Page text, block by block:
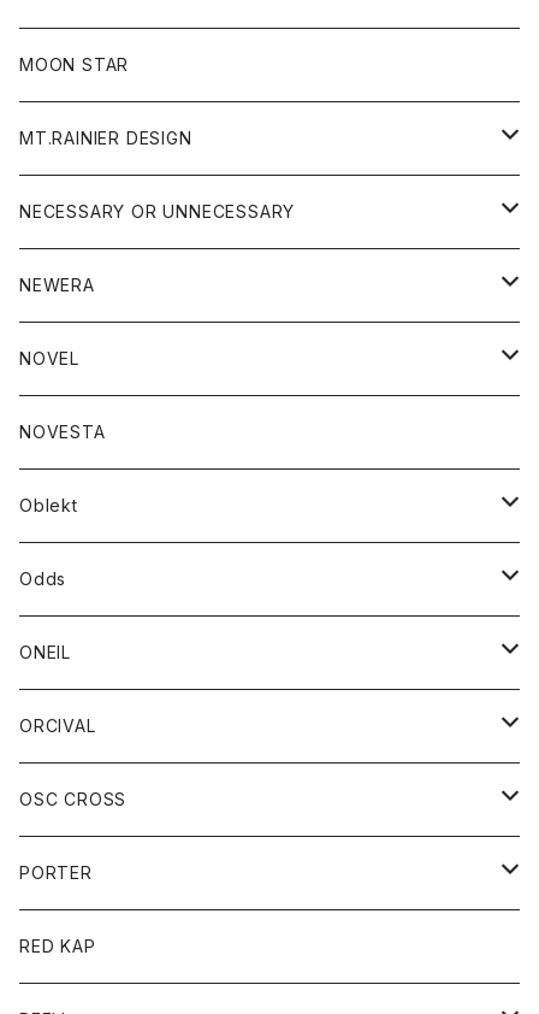
フリース
ジャケット
ニット
パンツ
帽子
MOON STAR
MT.RAINIER DESIGN
アウター
コート
ジャケット
アクセサリー
バッグ
グッズ
ウォレット
靴
トップス
ジャケット
シャツ
ボトム
ショートパンツ
パンツ
レディース
シャツ
Tシャツ
NECESSARY OR UNNECESSARY
アウター
コート
ジャケット
アクセサリー
バッグ
ブレスレット
グッズ
靴
ストール/マフラー
トップス
シャツ
シャツジャケット
ロングスリーブＴシャツ
ボトム
ショートパンツ
ジーンズ
NEWERA
帽子
NOVEL
トップス
カットソー
スエット
ボトム
NOVESTA
Oblekt
ボトム
ショートパンツ
パンツ
レディース
ボトム
Odds
帽子
ONEIL
スカート
ORCIVAL
アウター
コート
ジャケット
アクセサリー
バッグ
キッズ
OSC CROSS
ダウンジャケット
PORTER
カードホルダー
RED KAP